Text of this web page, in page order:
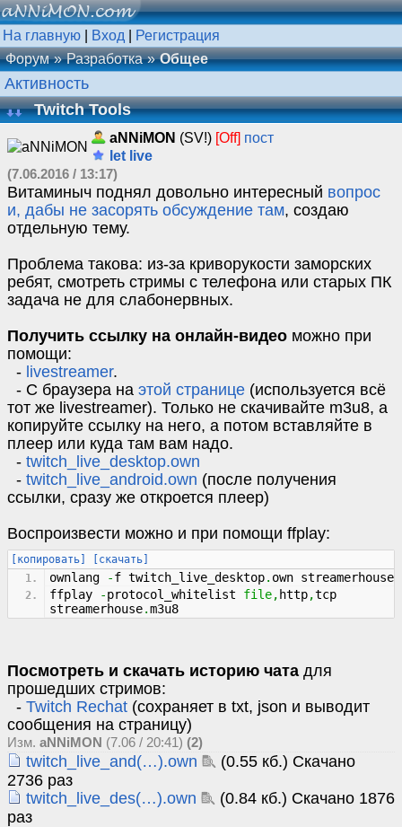
На главную Вход
Регистрация
Форум
Разработка Общее
Активность
Twitch Tools
aNNiMON (SV!) [Off] пост
let live
(7.06.2016 / 13:17)
Витаминыч поднял довольно интересный вопрос
и, дабы не засорять обсуждение там, создаю
отдельную тему.
Проблема такова: из-за криворукости заморских
ребят, смотреть стримы с телефона или старых ПК
задача не для слабонервных.
Получить ссылку на онлайн-видео можно при
помощи:
- livestreamer.
- С браузера на этой странице (используется всё
тот же livestreamer). Только не скачивайте m3u8, а
копируйте ссылку на него, а потом вставляйте в
плеер или куда там вам надо.
- twitch_live_desktop.own
- twitch_live_android.own (после получения
ссылки, сразу же откроется плеер)
Воспроизвести можно и при помощи ffplay:
[копировать] [скачать]
ownlang -f twitch_live_desktop. own streamerhouse
ffplay
-protocol_whitelist file, http,tcp
streamerhouse.m3u8
Посмотреть и скачать историю чата для
прошедших стримов:
- Twitch Rechat (сохраняет в txt, json и выводит
сообщения на страницу)
Изм. aNNiMON (7.06 / 20:41) (2)
twitch_live_and(…).own
(0.55 кб.) Скачано
2736 раз
twitch_live_des(…).own
(0.84 кб.) Скачано 1876
раз